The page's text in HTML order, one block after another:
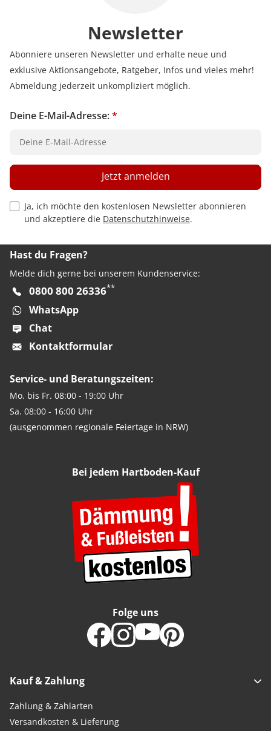
Newsletter
Abonniere unseren Newsletter und erhalte neue und
exklusive Aktionsangebote, Ratgeber, Infos und vieles mehr!
Abmeldung jederzeit unkompliziert möglich.
Deine E-Mail-Adresse:*
Privacy Policy Checkbox
Ja, ich möchte den kostenlosen Newsletter abonnieren
und akzeptiere die Datenschutzhinweise.
Jetzt anmelden
Hast du Fragen?
Melde dich gerne bei unserem Kundenservice:
0800 800 26336**
WhatsApp
Chat
Kontaktformular
Service- und Beratungszeiten:
Mo. bis Fr. 08:00 - 19:00 Uhr
Sa. 08:00 - 16:00 Uhr
(ausgenommen regionale Feiertage in NRW)
Bei jedem Hartboden-Kauf
Kauf & Zahlung
Zahlung & Zahlarten
Versandkosten & Lieferung
Folge uns